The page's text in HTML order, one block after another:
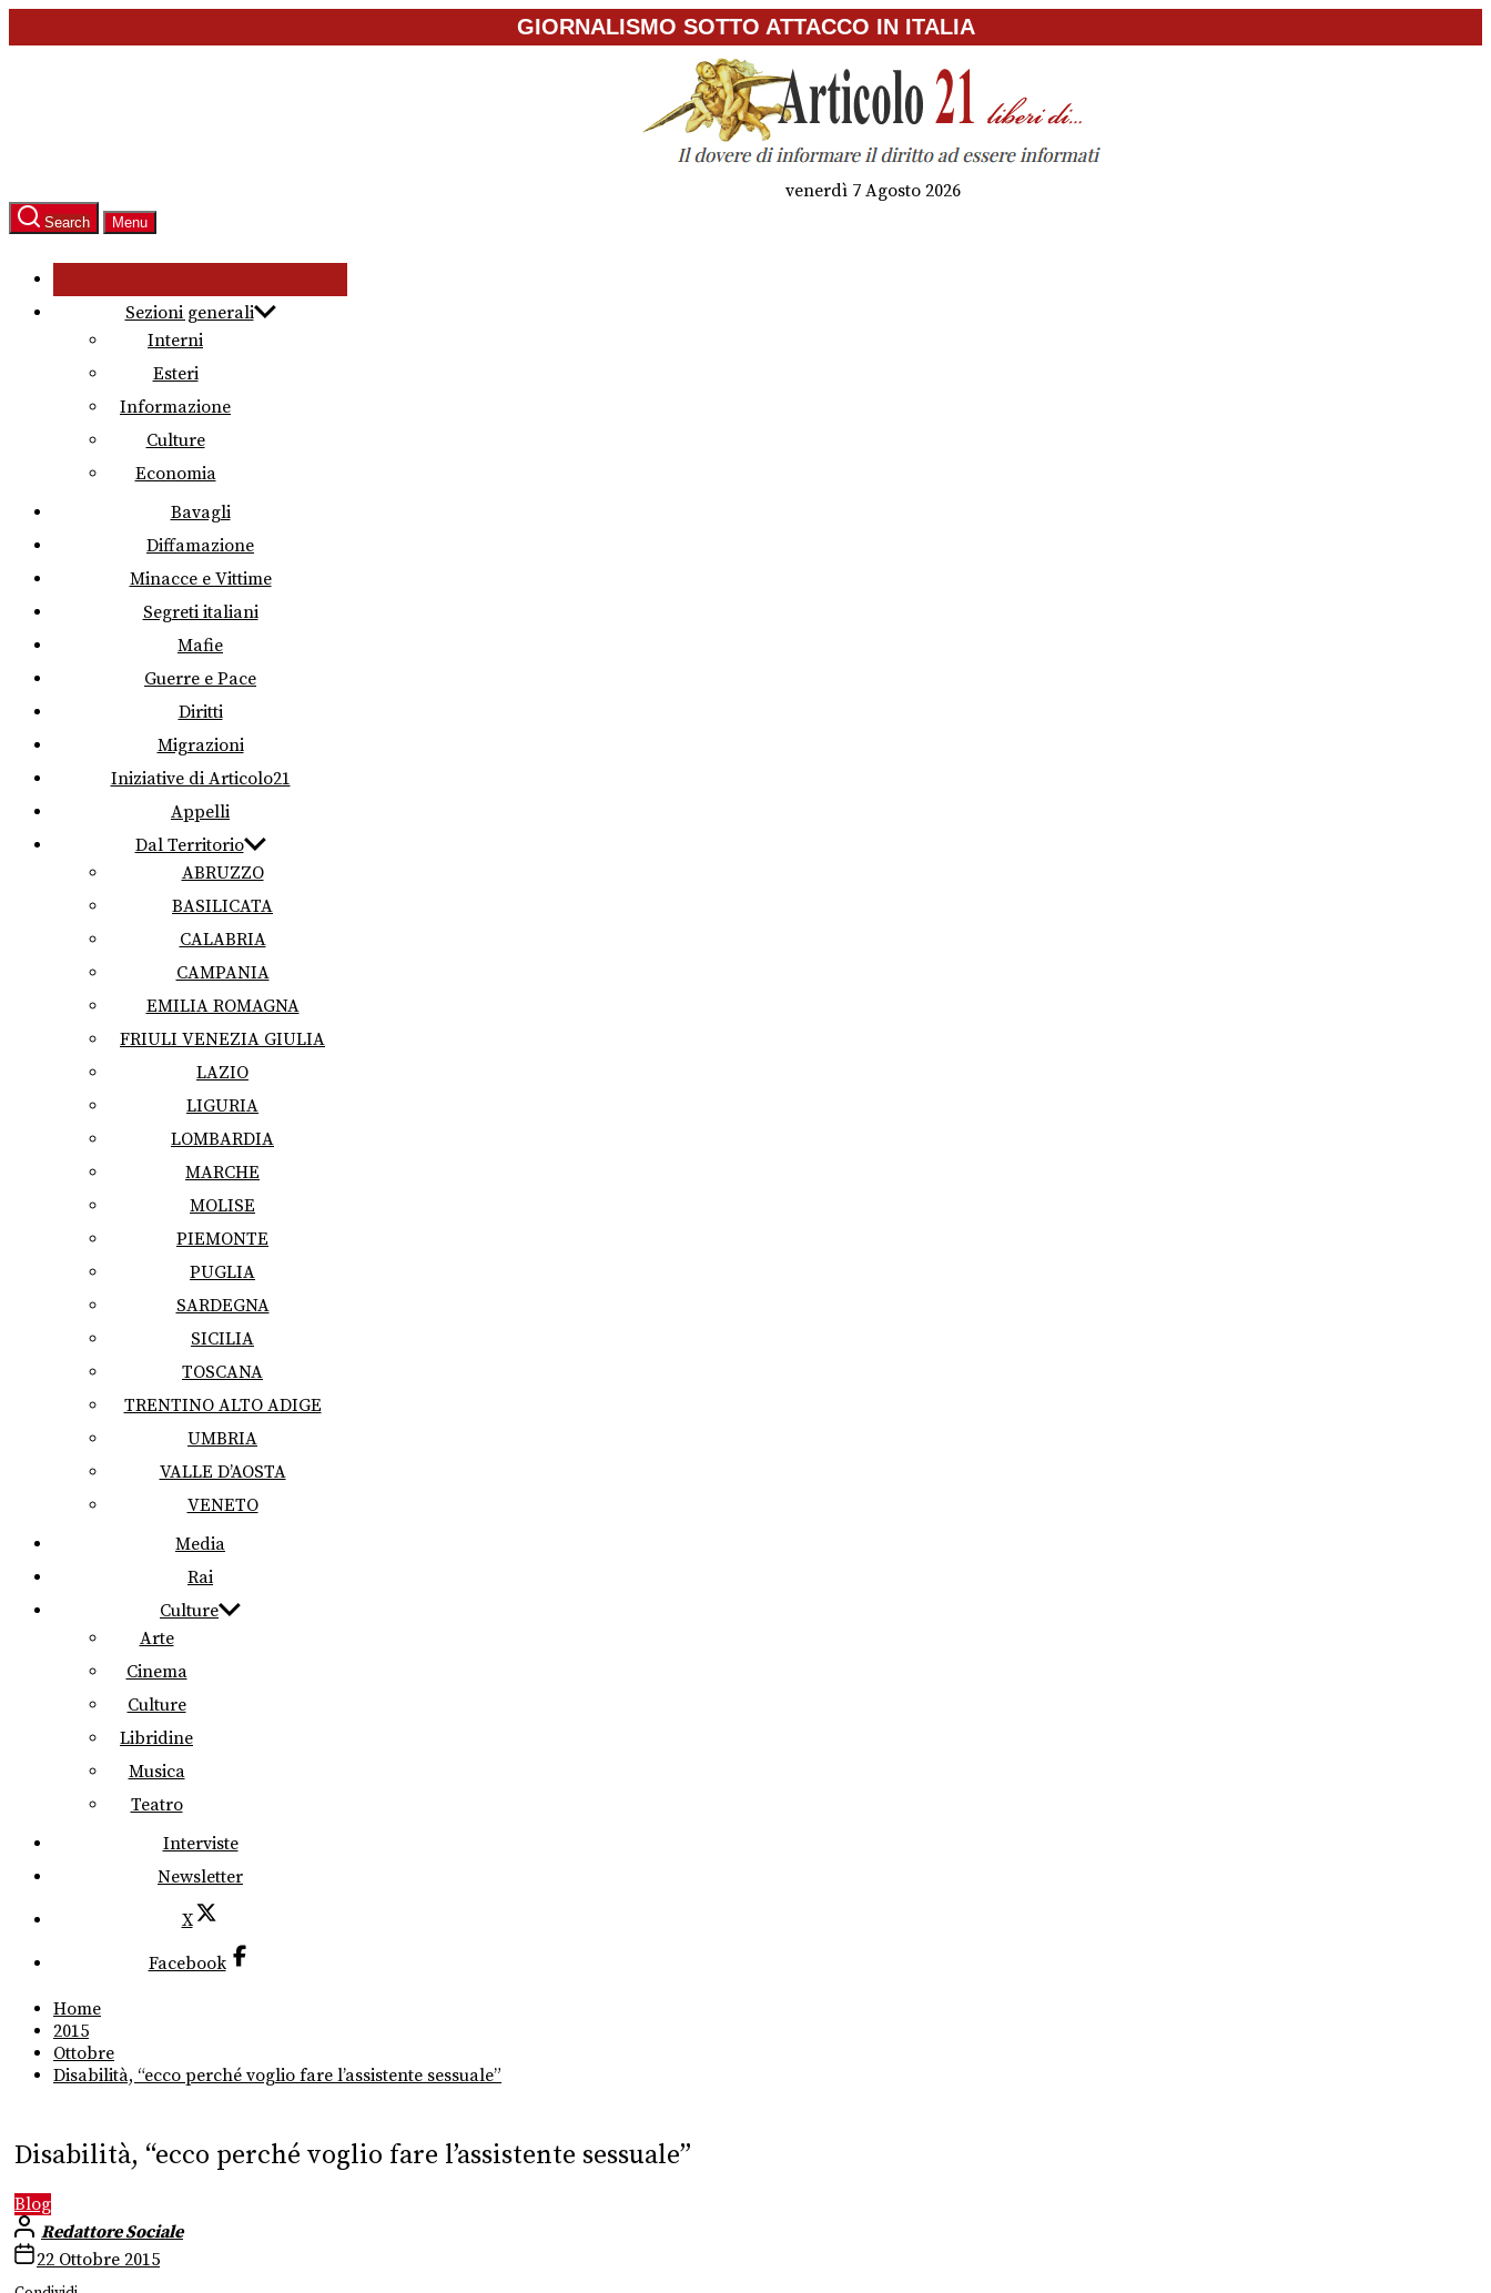
to
GIORNALISMO SOTTO ATTACCO IN ITALIA
venerdì 7 Agosto 2026
Search Menu
Sezioni generali
Interni
Esteri
Informazione
Culture
Economia
Bavagli
Diffamazione
Minacce e Vittime
Segreti italiani
Mafie
Guerre e Pace
Diritti
Migrazioni
Iniziative di Articolo21
Appelli
Dal Territorio
ABRUZZO
BASILICATA
CALABRIA
CAMPANIA
EMILIA ROMAGNA
FRIULI VENEZIA GIULIA
LAZIO
LIGURIA
LOMBARDIA
MARCHE
MOLISE
PIEMONTE
PUGLIA
SARDEGNA
SICILIA
TOSCANA
TRENTINO ALTO ADIGE
UMBRIA
VALLE D’AOSTA
VENETO
Media
Rai
Culture
Arte
Cinema
Culture
Libridine
Musica
Teatro
Interviste
Newsletter
X
Facebook
Home
2015
Ottobre
Disabilità, “ecco perché voglio fare l’assistente sessuale”
Disabilità, “ecco perché voglio fare l’assistente sessuale”
Blog
Redattore Sociale
22 Ottobre 2015